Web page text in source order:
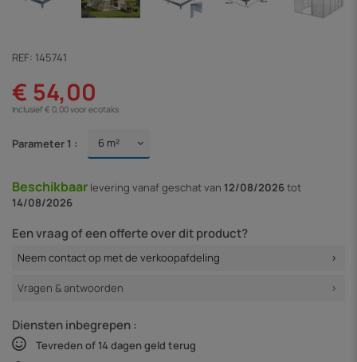
REF: 145741
€ 54,00
Inclusief € 0,00 voor ecotaks
Parameter 1 :
Beschikbaar levering vanafgeschat van 12/08/2026tot
14/08/2026
Een vraag of een offerte over dit product?
Neem contact op met de verkoopafdeling
Vragen & antwoorden
Diensten inbegrepen :
Tevreden of 14 dagen geld terug